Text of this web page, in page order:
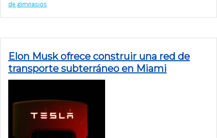
de gimnasios
Elon Musk ofrece construir una red de
transporte subterráneo en Miami